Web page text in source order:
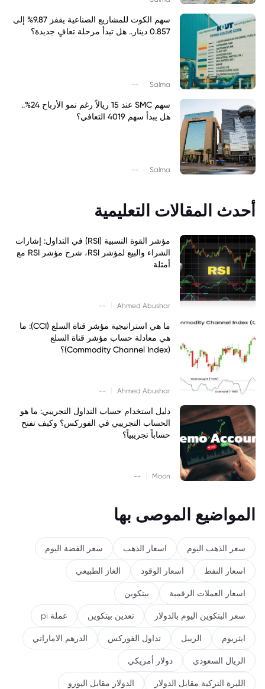
سهم الكوت للمشاريع الصناعية يقفز 9.87% إلى
0.857 دينار.. هل تبدأ مرحلة تعافٍ جديدة؟
Salma
--
سهم SMC عند 15 ريالاً رغم نمو الأرباح 24%..
هل يبدأ سهم 4019 التعافي؟
Salma
--
أحدث المقالات التعليمية
مؤشر القوة النسبية (RSI) في التداول: إشارات
الشراء والبيع لمؤشر RSI، شرح مؤشر RSI مع
أمثلة
Ahmed Abushar
--
ما هي استراتيجية مؤشر قناة السلع (CCI): ما
هي معادلة حساب مؤشر قناة السلع
(Commodity Channel Index)؟
Ahmed Abushar
--
دليل استخدام حساب التداول التجريبي: ما هو
الحساب التجريبي في الفوركس؟ وكيف تفتح
حساباً تجريبياً؟
Moon
--
المواضيع الموصى بها
سعر الذهب اليوم اسعار الذهب سعر الفضة اليوم
اسعار النفط اسعار الوقود الغاز الطبيعي
اسعار العملات الرقمية بيتكوين
سعر البتكوين اليوم بالدولار تعدين بيتكوين عملة pi
ايثريوم الريبل تداول الفوركس الدرهم الاماراتي
الريال السعودي دولار أمريكي
الليرة التركية مقابل الدولار الدولار مقابل اليورو